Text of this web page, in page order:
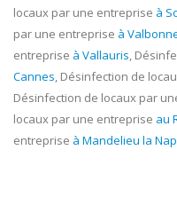
locaux par une entreprise à
par une entreprise à
entreprise à Vallauris,
Cannes, Désinfection de
Désinfection de locaux par
locaux par une entreprise au
entreprise à Mandelieu la